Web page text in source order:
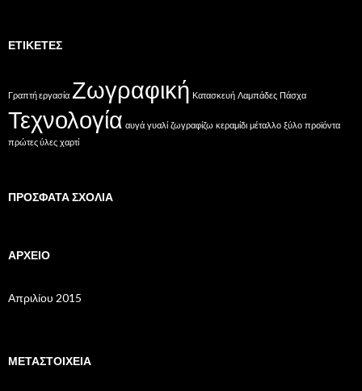
ΕΤΙΚΈΤΕΣ
Γραπτή εργασία Ζωγραφική Κατασκευή Λαμπάδες Πάσχα
Τεχνολογία αυγά γυαλί ζωγραφίζω κεραμίδι μέταλλο ξύλο προϊόντα
πρώτες ύλες χαρτί
ΠΡΌΣΦΑΤΑ ΣΧΌΛΙΑ
ΑΡΧΕΊΟ
Απριλίου 2015
ΜΕΤΑΣΤΟΙΧΕΊΑ